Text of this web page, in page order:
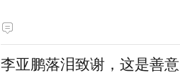
李亚鹏落泪致谢，这是善